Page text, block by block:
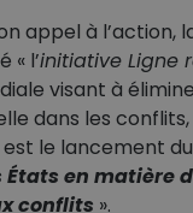
appel à l’action,
« l’initiative Ligne
visant à
dans les
le lancement
en matière
conflits ».